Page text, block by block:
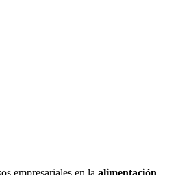
empresariales en la alimentación.